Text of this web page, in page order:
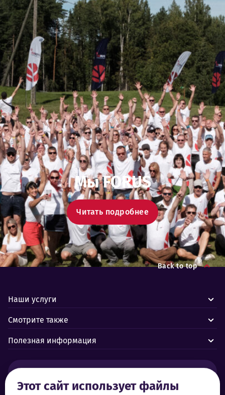
Этот сайт использует файлы
Мы FORUS
Читать подробнее
Back to top
Наши услуги
Смотрите также
Полезная информация